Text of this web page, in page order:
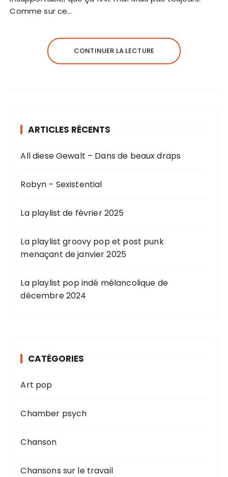
Comme sur ce…
CONTINUER LA LECTURE
ARTICLES RÉCENTS
All diese Gewalt – Dans de beaux draps
Robyn – Sexistential
La playlist de février 2025
La playlist groovy pop et post punk
menaçant de janvier 2025
La playlist pop indé mélancolique de
décembre 2024
CATÉGORIES
Art pop
Chamber psych
Chanson
Chansons sur le travail